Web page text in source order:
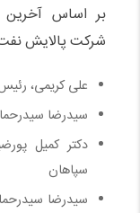
بر اساس آخرین
شرکت پالایش نفت
علی کریمی،
سیدرضا
دکتر کمیل
سپاهان
سیدرضا